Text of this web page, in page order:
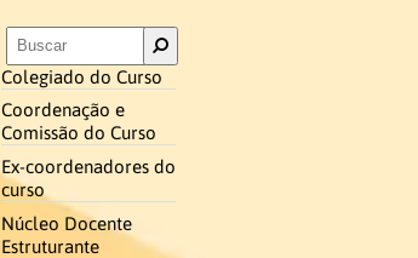
Colegiado do Curso
Coordenação e
Comissão do Curso
Ex-coordenadores do
curso
Núcleo Docente
Estruturante